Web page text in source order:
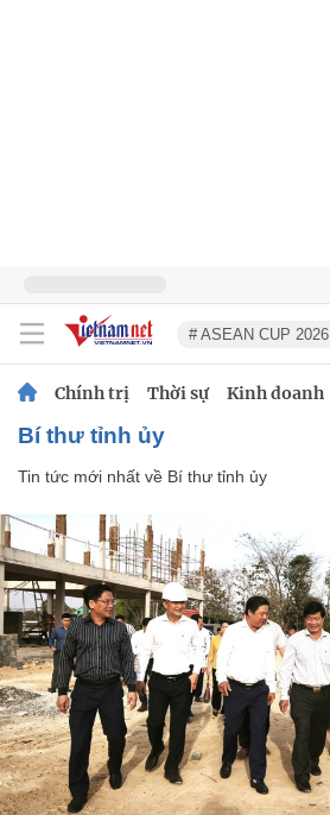
# ASEAN CUP 2026
Chính trị Thời sự Kinh doanh
Bí thư tỉnh ủy
Tin tức mới nhất về Bí thư tỉnh ủy